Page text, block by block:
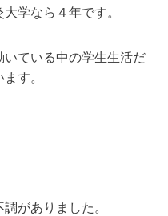
学なら４年です。
いている中の学生生活だ
す。
がありました。